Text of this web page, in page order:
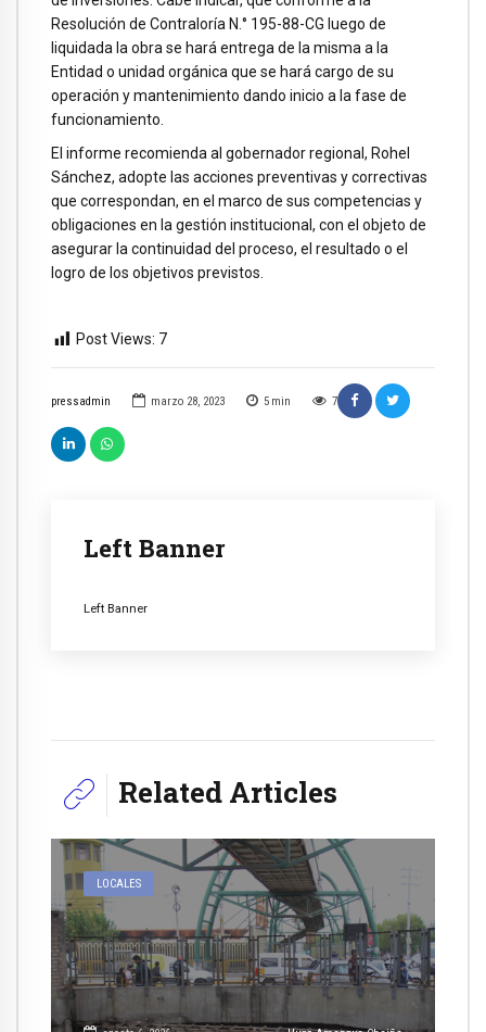
pressadmin marzo 28, 2023 5 min 7
Left Banner
Left Banner
Resolución de Contraloría N.° 195-88-CG luego de
liquidada la obra se hará entrega de la misma a la
Entidad o unidad orgánica que se hará cargo de su
operación y mantenimiento dando inicio a la fase de
funcionamiento.
El informe recomienda al gobernador regional, Rohel
Sánchez, adopte las acciones preventivas y correctivas
que correspondan, en el marco de sus competencias y
obligaciones en la gestión institucional, con el objeto de
asegurar la continuidad del proceso, el resultado o el
logro de los objetivos previstos.
Post Views: 7
Related Articles
LOCALES